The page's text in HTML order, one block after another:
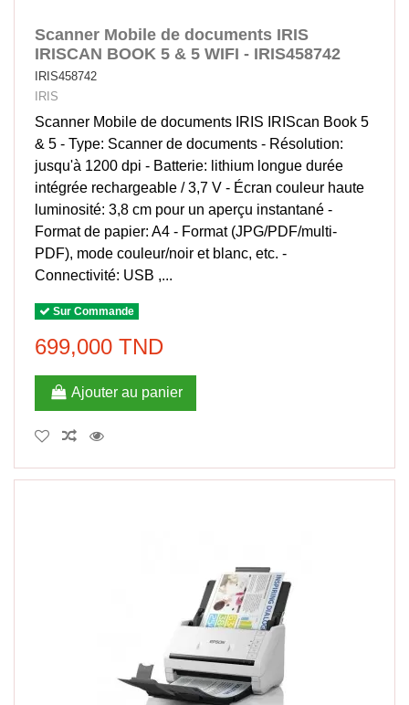
Scanner Mobile de documents IRIS
IRISCAN BOOK 5 & 5 WIFI - IRIS458742
IRIS458742
IRIS
Scanner Mobile de documents IRIS IRIScan Book 5
& 5 - Type: Scanner de documents - Résolution:
jusqu'à 1200 dpi - Batterie: lithium longue durée
intégrée rechargeable / 3,7 V - Écran couleur haute
luminosité: 3,8 cm pour un aperçu instantané -
Format de papier: A4 - Format (JPG/PDF/multi-
PDF), mode couleur/noir et blanc, etc. -
Connectivité: USB ,...
Sur Commande
699,000 TND
Ajouter au panier